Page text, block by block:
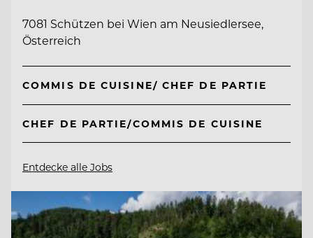
7081 Schützen bei Wien am Neusiedlersee,
Österreich
COMMIS DE CUISINE/ CHEF DE PARTIE
CHEF DE PARTIE/COMMIS DE CUISINE
Entdecke alle Jobs